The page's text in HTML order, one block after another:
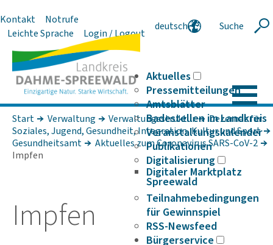
Kontakt
Notrufe
Leichte Sprache
Login / Logout
deutsch
Suche
Aktuelles
Pressemitteilungen
Amtsblätter
Badestellen im Landkreis
Veranstaltungskalender
Publikationen
Digitalisierung
Digitaler Marktplatz
Spreewald
Teilnahmebedingungen
für Gewinnspiel
RSS-Newsfeed
Bürgerservice
Start Verwaltung Verwaltungsstruktur
Dezernat für
Soziales, Jugend, Gesundheit, Integration, Kultur und Sport
Gesundheitsamt
Aktuelles zum Coronavirus SARS-CoV-2
Impfen
Impfen